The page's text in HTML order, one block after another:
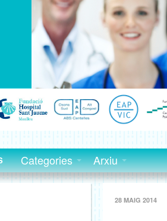
Categories Arxiu
28 MAIG 2014